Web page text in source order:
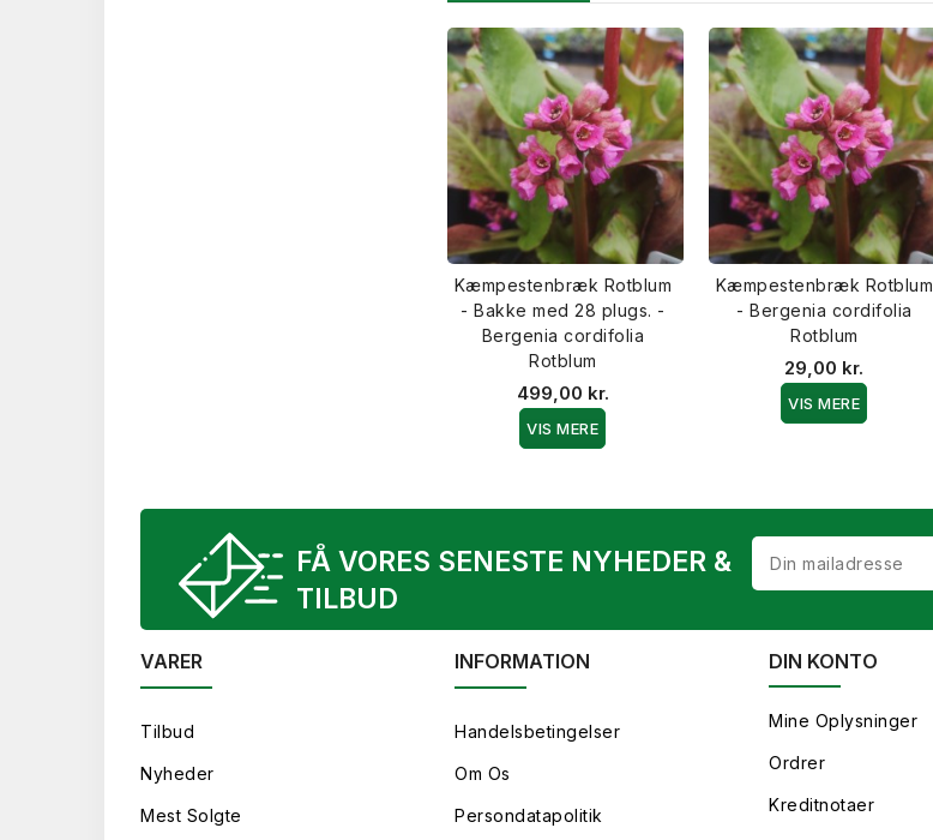
Kæmpestenbræk Rotblum
- Bakke med 28 plugs. -
Bergenia cordifolia
Rotblum
499,00 kr.
VIS MERE
Kæmpestenbræk Rotblum
- Bergenia cordifolia
Rotblum
29,00 kr.
VIS MERE
FÅ VORES SENESTE NYHEDER &
TILBUD
VARER
Tilbud
Nyheder
Mest Solgte
INFORMATION
Handelsbetingelser
Om Os
Persondatapolitik
DIN KONTO
Mine Oplysninger
Ordrer
Kreditnotaer